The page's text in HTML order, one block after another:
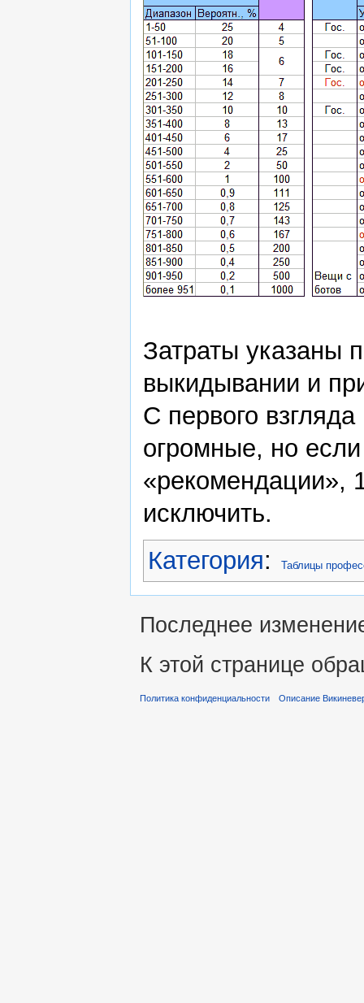
Затраты указаны
выкидывании и
С первого
огромные, но
«рекомендации»,
исключить.
Категория: Таблицы
Последнее
К этой странице
Политика конфиденциальности Описание